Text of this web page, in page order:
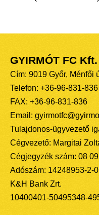
GYIRMÓT FC Kft.
Cím: 9019 Győr, Ménfői
Telefon: +36-96-831-836
FAX: +36-96-831-836
Email:
Tulajdonos-ügyvezető
Cégvezető: Margitai
Cégjegyzék szám: 08
Adószám: 14248953-2-
K&H Bank Zrt.
10400401-50495348-